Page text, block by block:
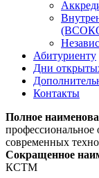
Абитуриенту
Дни
Контакты
Полное
профессиональное
современных
Сокращенное
КСТМ